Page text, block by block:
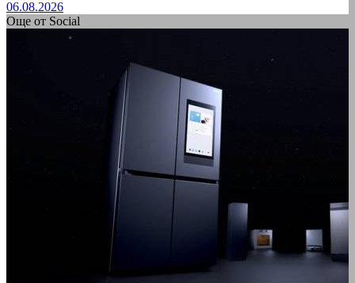
06.08.2026
Още от Social